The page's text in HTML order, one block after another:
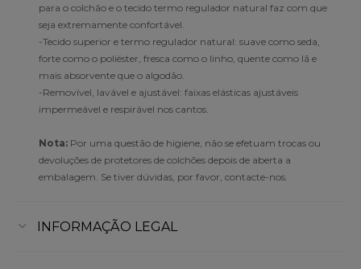
para o colchão e o tecido termo regulador natural faz com que
seja extremamente confortável.
-Tecido superior e termo regulador natural: suave como seda,
forte como o poliéster, fresca como o linho, quente como lã e
mais absorvente que o algodão.
-Removível, lavável e ajustável: faixas elásticas ajustáveis
impermeável e respirável nos cantos.
Nota: Por uma questão de higiene, não se efetuam trocas ou
devoluções de protetores de colchões depois de aberta a
embalagem. Se tiver dúvidas, por favor, contacte-nos.
INFORMAÇÃO LEGAL